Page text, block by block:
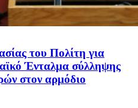
του Πολίτη για
Ένταλμα σύλληψης
στον αρμόδιο